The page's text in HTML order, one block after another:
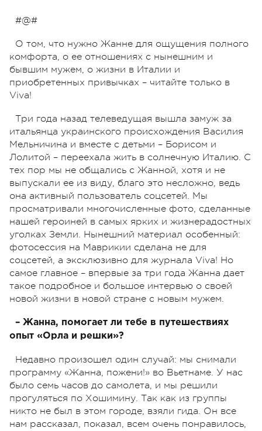
#@#
О том, что нужно Жанне для ощущения полного
комфорта, о ее отношениях с нынешним и
бывшим мужем, о жизни в Италии и
приобретенных привычках – читайте только в
Viva!
Три года назад телеведущая вышла замуж за
итальянца украинского происхождения Василия
Мельничина и вместе с детьми – Борисом и
Лолитой – переехала жить в солнечную Италию. С
тех пор мы не общались с Жанной, хотя и не
выпускали ее из виду, благо это несложно, ведь
она активный пользователь соцсетей. Мы
просматривали многочисленные фото, сделанные
нашей героиней в самых ярких и жизнерадостных
уголках Земли. Нынешний материал особенный:
фотосессия на Маврикии сделана не для
соцсетей, а эксклюзивно для журнала Viva! Но
самое главное – впервые за три года Жанна дает
такое подробное и большое интервью о своей
новой жизни в новой стране с новым мужем.
– Жанна, помогает ли тебе в путешествиях
опыт «Орла и решки»?
Недавно произошел один случай: мы снимали
программу «Жанна, пожени!» во Вьетнаме. У нас
было семь часов до самолета, и мы решили
прогуляться по Хошимину. Так как из группы
никто не был в этом городе, взяли гида. Он все
нам рассказал, показал, всем очень понравилось,